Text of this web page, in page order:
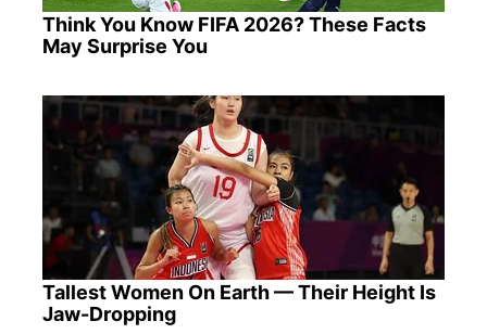
Think You Know FIFA 2026? These Facts
May Surprise You
Tallest Women On Earth — Their Height Is
Jaw-Dropping